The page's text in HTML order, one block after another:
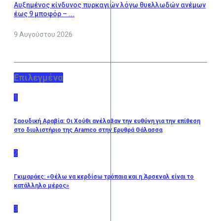
Αυξημένος κίνδυνος πυρκαγιών λόγω θυελλωδών ανέμων
έως 9 μποφόρ – ...
9 Αυγούστου 2026
Επιλεγμένα
1
Σαουδική Αραβία: Οι Χούθι ανέλαβαν την ευθύνη για την επίθεση
στο διυλιστήριο της Aramco στην Ερυθρά Θάλασσα
2
Γκιμαράες: «Θέλω να κερδίσω τρόπαια και η Άρσεναλ είναι το
κατάλληλο μέρος»
3